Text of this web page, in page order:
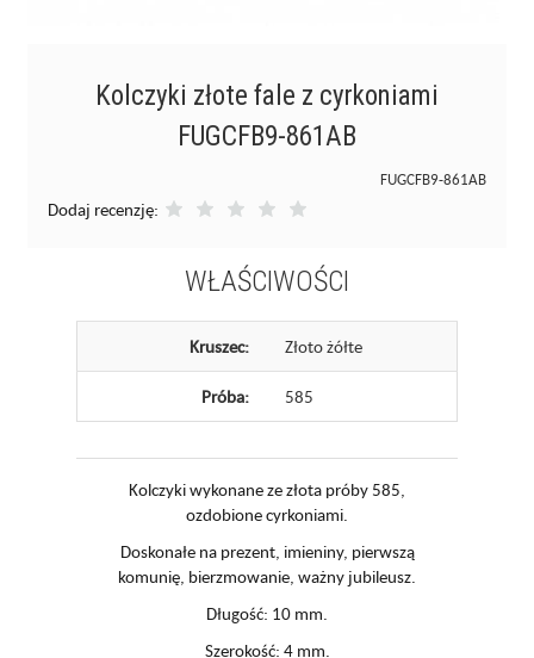
Kolczyki złote fale z cyrkoniami
FUGCFB9-861AB
FUGCFB9-861AB
Dodaj recenzję:
WŁAŚCIWOŚCI
Kruszec: Złoto żółte
Próba: 585
Kolczyki wykonane ze złota próby 585,
ozdobione cyrkoniami.
Doskonałe na prezent, imieniny, pierwszą
komunię, bierzmowanie, ważny jubileusz.
Długość: 10 mm.
Szerokość: 4 mm.